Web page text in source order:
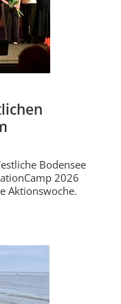
Bodensee
2026
Aktionswoche.